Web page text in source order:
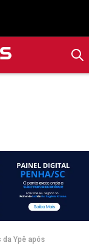
Ypê após